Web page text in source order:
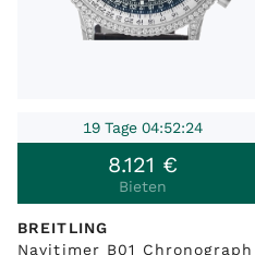
19 Tage 04:52:24
8.121 €
Bieten
BREITLING
Navitimer B01 Chronograph